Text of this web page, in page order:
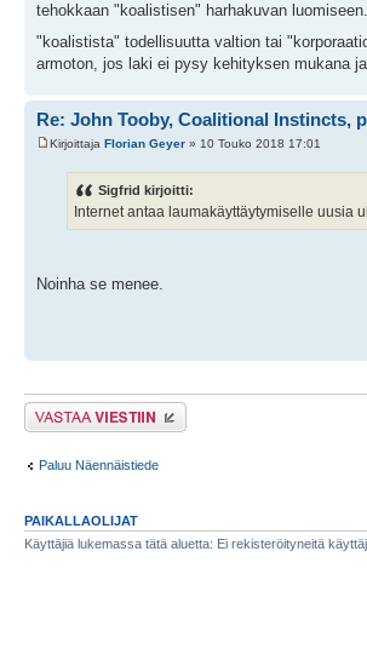
tehokkaan "koalistisen" harhakuvan
"koalistista" todellisuutta valtion tai
armoton, jos laki ei pysy kehityksen mukana
Re: John Tooby, Coalitional Instincts,
Kirjoittaja Florian Geyer » 10 Touko 2018 17:01
Sigfrid kirjoitti:
Internet antaa laumakäyttäytymiselle uusia
Noinha se menee.
Lähetä vastaus
Paluu Näennäistiede
PAIKALLAOLIJAT
Käyttäjiä lukemassa tätä aluetta: Ei rekisteröityneitä